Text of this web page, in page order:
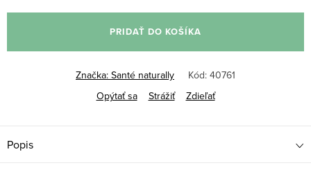
cena:
PRIDAŤ DO KOŠÍKA
Značka: Santé naturally Kód: 40761
Opýtať sa
Strážiť Zdieľať
Popis